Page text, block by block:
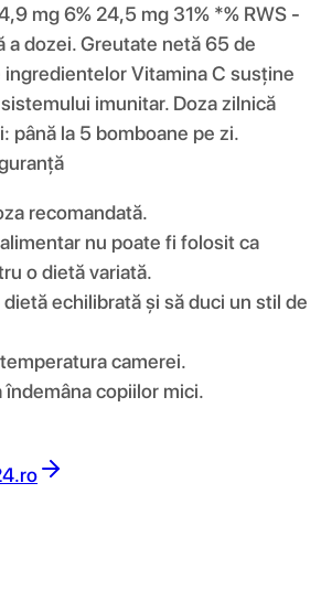
mg 6% 24,5 mg 31% *% RWS -
a dozei. Greutate netă 65 de
Vitamina C susține
imunitar. Doza zilnică
până la 5 bomboane pe zi.
recomandată.
nu poate fi folosit ca
o dietă variată.
dietă echilibrată și să duci un stil de
camerei.
îndemâna copiilor mici.